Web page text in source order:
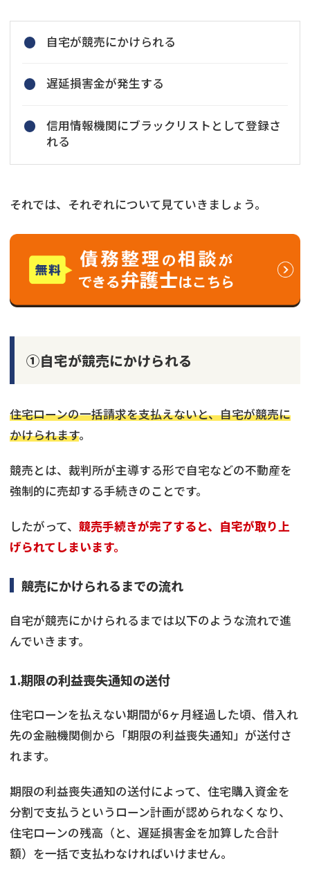
自宅が競売にかけられる
遅延損害金が発生する
信用情報機関にブラックリストとして登録さ
れる
それでは、それぞれについて見ていきましょう。
①自宅が競売にかけられる
住宅ローンの一括請求を支払えないと、自宅が競売に
かけられます。
競売とは、裁判所が主導する形で自宅などの不動産を
強制的に売却する手続きのことです。
したがって、 競売手続きが完了すると、自宅が取り上
げられてしまいます。
競売にかけられるまでの流れ
自宅が競売にかけられるまでは以下のような流れで進
んでいきます。
1.期限の利益喪失通知の送付
住宅ローンを払えない期間が6ヶ月経過した頃、借入れ
先の金融機関側から「期限の利益喪失通知」が送付さ
れます。
期限の利益喪失通知の送付によって、住宅購入資金を
分割で支払うというローン計画が認められなくなり、
住宅ローンの残高（と、遅延損害金を加算した合計
額）を一括で支払わなければいけません。